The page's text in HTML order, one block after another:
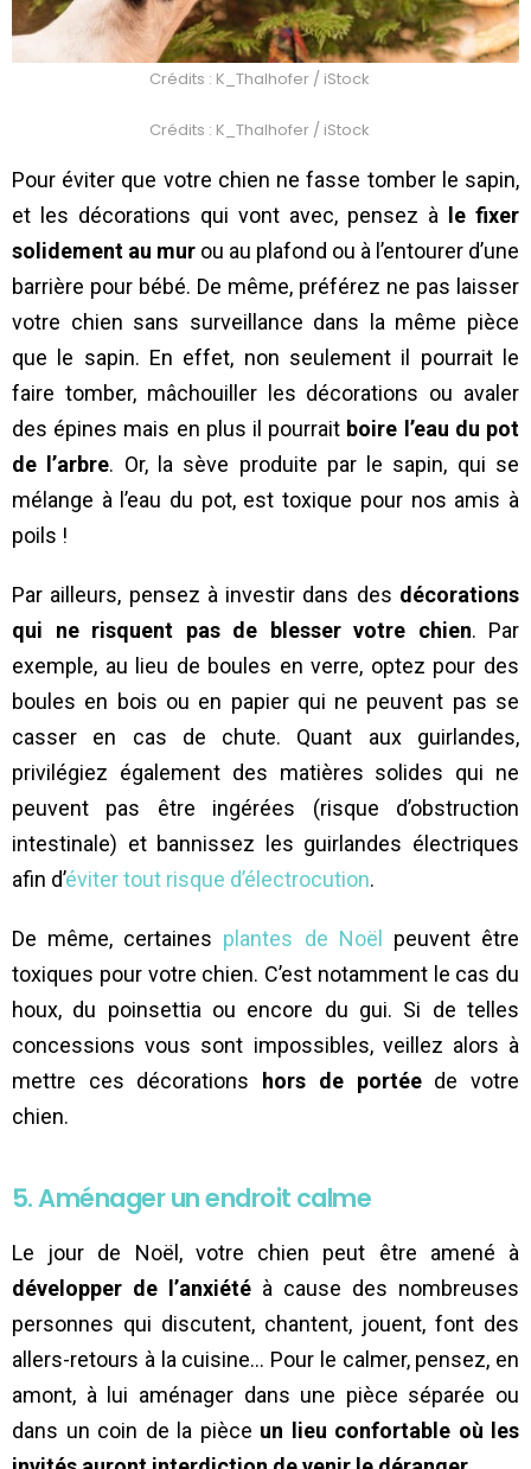
Crédits : K_Thalhofer / iStock
Crédits : K_Thalhofer / iStock
Pour éviter que votre chien ne fasse tomber le sapin,
et les décorations qui vont avec, pensez à
le fixer
solidement au mur ou au plafond ou à l’entourer d’une
barrière pour bébé. De même, préférez ne pas laisser
votre chien sans surveillance dans la même pièce
que le sapin. En effet, non seulement il pourrait le
faire tomber, mâchouiller les décorations ou avaler
des épines mais en plus il pourrait boire l’eau du pot
de l’arbre. Or, la sève produite par le sapin, qui se
mélange à l’eau du pot, est toxique pour nos amis à
poils !
Par ailleurs, pensez à investir dans des décorations
qui ne risquent pas de blesser votre chien. Par
exemple, au lieu de boules en verre, optez pour des
boules en bois ou en papier qui ne peuvent pas se
casser en cas de chute. Quant aux guirlandes,
privilégiez également des matières solides qui ne
peuvent pas être ingérées (risque d’obstruction
intestinale) et bannissez les guirlandes électriques
afin d’éviter tout risque d’électrocution.
De même, certaines plantes de Noël
peuvent être
toxiques pour votre chien. C’est notamment le cas du
houx, du poinsettia ou encore du gui. Si de telles
concessions vous sont impossibles, veillez alors à
mettre ces décorations
hors de portéede votre
chien.
5. Aménager un endroit calme
Le jour de Noël, votre chien peut être amené à
développer de l’anxiété à cause des nombreuses
personnes qui discutent, chantent, jouent, font des
allers-retours à la cuisine… Pour le calmer, pensez, en
amont, à lui aménager dans une pièce séparée ou
dans un coin de la pièce un lieu confortable où les